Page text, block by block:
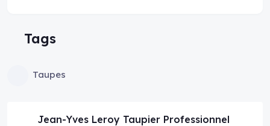
Tags
Taupes
Jean-Yves Leroy Taupier Professionnel